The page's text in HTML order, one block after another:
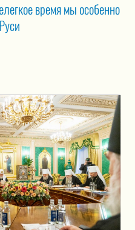
время мы особенно